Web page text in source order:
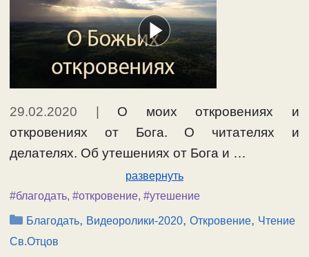
29.02.2020
О моих откровениях и
откровениях от Бога. О читателях и
делателях. Об утешениях от Бога и …
развернуть
#благодать, #откровение, #утешение
Рубрики
Благодать, Видеоролики-2020,Откровение, Чтение
Св.Отцов